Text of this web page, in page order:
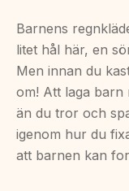
Barnens
litet hål här, en
Men innan du
om! Att laga barn
än du tror och
igenom hur du
att barnen kan